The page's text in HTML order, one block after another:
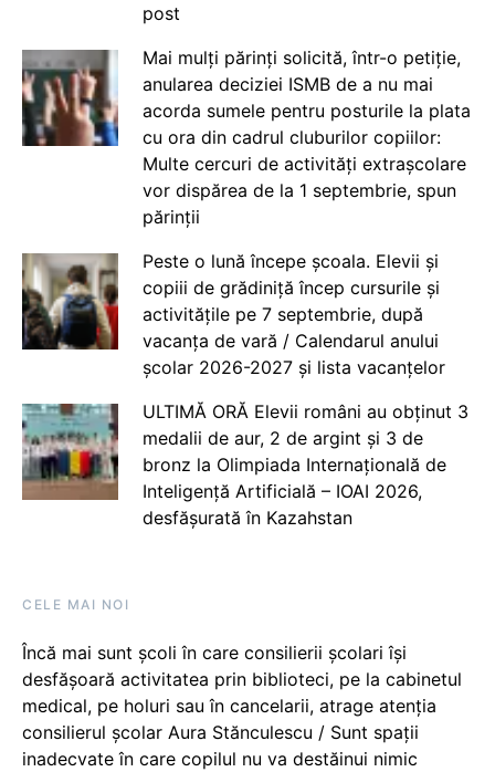
post
Mai mulți părinți solicită, într-o petiție,
anularea deciziei ISMB de a nu mai
acorda sumele pentru posturile la plata
cu ora din cadrul cluburilor copiilor:
Multe cercuri de activități extrașcolare
vor dispărea de la 1 septembrie, spun
părinții
Peste o lună începe școala. Elevii și
copiii de grădiniță încep cursurile și
activitățile pe 7 septembrie, după
vacanța de vară / Calendarul anului
școlar 2026-2027 și lista vacanțelor
ULTIMĂ ORĂ Elevii români au obținut 3
medalii de aur, 2 de argint și 3 de
bronz la Olimpiada Internațională de
Inteligență Artificială – IOAI 2026,
desfășurată în Kazahstan
CELE MAI NOI
Încă mai sunt școli în care consilierii școlari își
desfășoară activitatea prin biblioteci, pe la cabinetul
medical, pe holuri sau în cancelarii, atrage atenția
consilierul școlar Aura Stănculescu / Sunt spații
inadecvate în care copilul nu va destăinui nimic